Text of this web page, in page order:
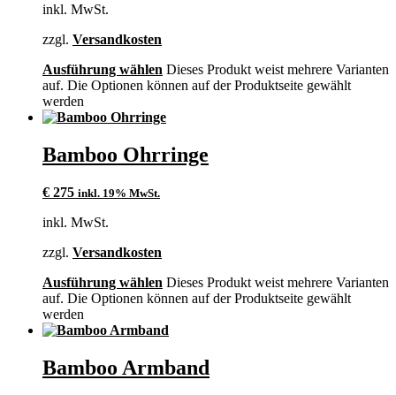
inkl. MwSt.
zzgl. Versandkosten
Ausführung wählen Dieses Produkt weist mehrere Varianten
auf. Die Optionen können auf der Produktseite gewählt
werden
Bamboo Ohrringe
€ 275 inkl. 19% MwSt.
inkl. MwSt.
zzgl. Versandkosten
Ausführung wählen Dieses Produkt weist mehrere Varianten
auf. Die Optionen können auf der Produktseite gewählt
werden
Bamboo Armband